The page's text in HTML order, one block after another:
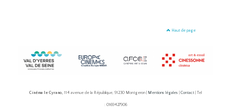
Haut de page
Cinéma le Cyrano, 114 avenue de la République, 91230 Montgeron | Mentions légales Contact | Tel
: 0169427906